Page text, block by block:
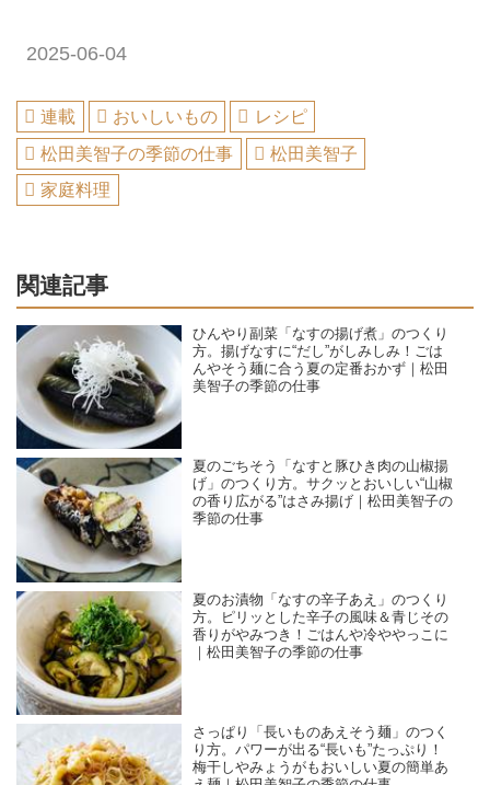
2025-06-04
連載 おいしいもの
レシピ
松田美智子の季節の仕事
松田美智子
家庭料理
関連記事
ひんやり副菜「なすの揚げ煮」のつくり
方。揚げなすに“だし”がしみしみ！ごは
んやそう麺に合う夏の定番おかず｜松田
美智子の季節の仕事
夏のごちそう「なすと豚ひき肉の山椒揚
げ」のつくり方。サクッとおいしい“山椒
の香り広がる”はさみ揚げ｜松田美智子の
季節の仕事
夏のお漬物「なすの辛子あえ」のつくり
方。ピリッとした辛子の風味＆青じその
香りがやみつき！ごはんや冷ややっこに
｜松田美智子の季節の仕事
さっぱり「長いものあえそう麺」のつく
り方。パワーが出る“長いも”たっぷり！
梅干しやみょうがもおいしい夏の簡単あ